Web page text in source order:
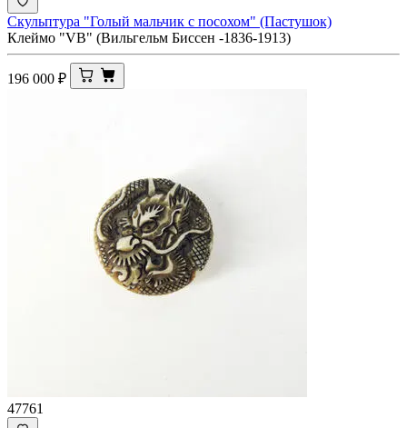
Скульптура "Голый мальчик с посохом" (Пастушок)
Клеймо "VB" (Вильгельм Биссен -1836-1913)
196 000 ₽
47761